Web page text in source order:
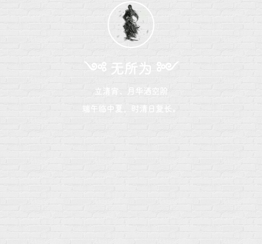
༺ 无所为 ༻
立清宵、月华洒空阶
端午临中夏，时清日复长。